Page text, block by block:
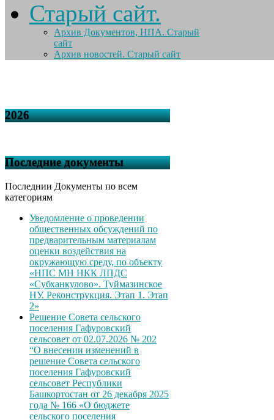
Старый сайт.
Архив Документов, НПА. Старый
сайт
Архив новостей. Старый сайт
2026
Последние документы
Последнии Документы по всем
категориям
Уведомление о проведении
общественных обсуждений по
предварительным материалам
оценки воздействия на
окружающую среду, по объекту
«НПС МН НКК ЛПДС
«Субханкулово». Туймазинское
НУ. Реконструкция. Этап 1. Этап
2»
Решение Совета сельского
поселения Гафуровский
сельсовет от 02.07.2026 № 202
“О внесении изменений в
решение Совета сельского
поселения Гафуровский
сельсовет Республики
Башкортостан от 26 декабря 2025
года № 166 «О бюджете
сельского поселения